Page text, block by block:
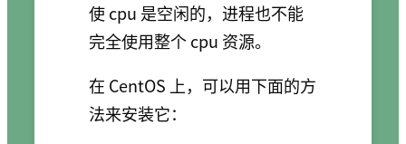
使 cpu 是空闲的，进程也不能
完全使用整个 cpu 资源。
在 CentOS 上，可以用下面的方
法来安装它：